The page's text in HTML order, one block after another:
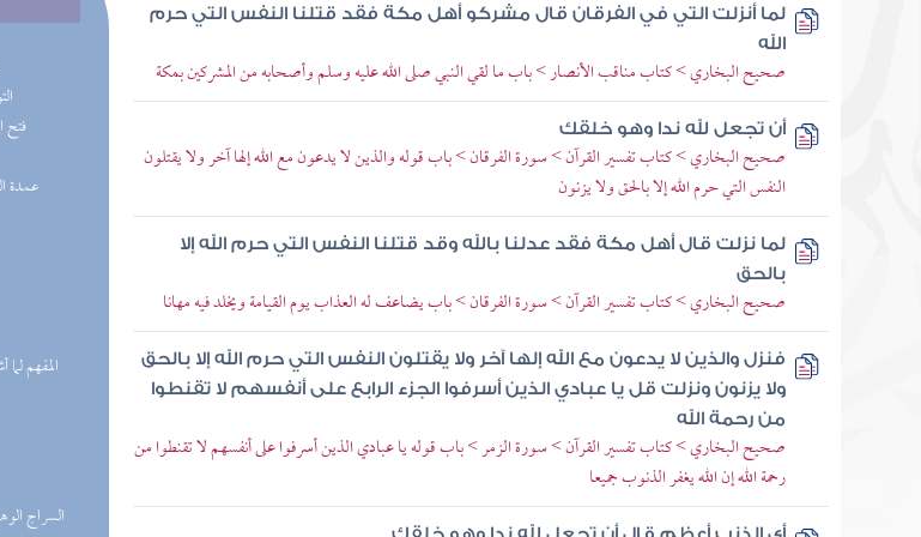
(8)
(6)
(3)
لما أنزلت التي في الفرقان قال مشركو أهل مكة فقد قتلنا النفس التي حرم
الله
صحيح البخاري > كتاب مناقب الأنصار > باب ما لقي النبي صلى الله عليه وسلم وأصحابه من المشركين بمكة
أن تجعل لله ندا وهو خلقك
صحيح البخاري > كتاب تفسير القرآن > سورة الفرقان > باب قوله والذين لا يدعون مع الله إلها آخر ولا يقتلون
النفس التي حرم الله إلا بالحق ولا يزنون
لما نزلت قال أهل مكة فقد عدلنا بالله وقد قتلنا النفس التي حرم الله إلا
بالحق
صحيح البخاري > كتاب تفسير القرآن > سورة الفرقان > باب يضاعف له العذاب يوم القيامة ويخلد فيه مهانا
فنزل والذين لا يدعون مع الله إلها آخر ولا يقتلون النفس التي حرم الله إلا بالحق
ولا يزنون ونزلت قل يا عبادي الذين أسرفوا الجزء الرابع على أنفسهم لا تقنطوا
من رحمة الله
صحيح البخاري > كتاب تفسير القرآن > سورة الزمر > باب قوله يا عبادي الذين أسرفوا على أنفسهم لا تقنطوا من
رحمة الله إن الله يغفر الذنوب جميعا